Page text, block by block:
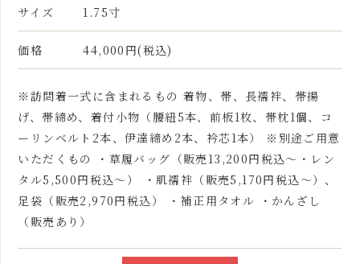
サイズ 1.75寸
価格 44,000円(税込)
※訪問着一式に含まれるもの 着物、帯、長襦袢、帯揚
げ、帯締め、着付小物（腰紐5本、前板1枚、帯枕1個、コ
ーリンベルト2本、伊達締め2本、衿芯1本） ※別途ご用意
いただくもの ・草履バッグ（販売13,200円税込～・レン
タル5,500円税込～） ・肌襦袢（販売5,170円税込～）、
足袋（販売2,970円税込） ・補正用タオル ・かんざし
（販売あり）